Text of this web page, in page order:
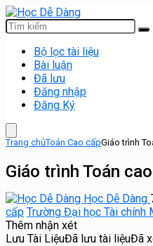
Bộ lọc tài liệu
Bài luận
Đã lưu
Đăng nhập
Đăng Ký
Trang chủToán Cao cấpGiáo trình
Giáo trình Toán
Học Dễ Dàng
cấp Trường Đại học Tài chính
Thêm nhận xét
Lưu Tài LiệuĐã lưu tài liệuĐã